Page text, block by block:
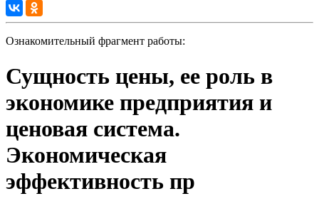
Ознакомительный фрагмент работы:
Сущность цены, ее роль в
экономике предприятия и
ценовая система.
Экономическая
эффективность пр